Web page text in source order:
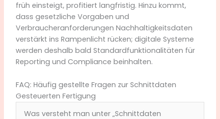
früh einsteigt, profitiert langfristig. Hinzu kommt,
dass gesetzliche Vorgaben und
Verbraucheranforderungen Nachhaltigkeitsdaten
verstärkt ins Rampenlicht rücken; digitale Systeme
werden deshalb bald Standardfunktionalitäten für
Reporting und Compliance beinhalten.
FAQ: Häufig gestellte Fragen zur Schnittdaten
Gesteuerten Fertigung
Was versteht man unter „Schnittdaten